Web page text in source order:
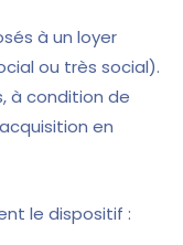
à un loyer
ou très social).
à condition de
en
le dispositif :